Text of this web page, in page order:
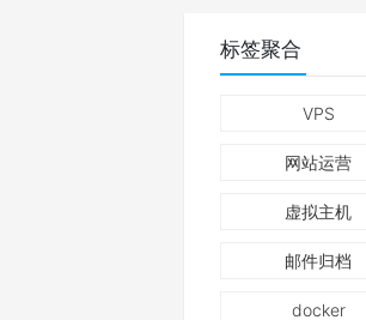
标签聚合
VPS
网站运营
虚拟主机
邮件归档
docker